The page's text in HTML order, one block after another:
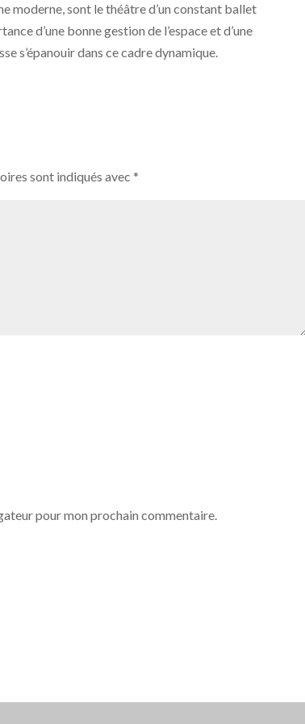
moderne, sont le théâtre d’un constant ballet
d’une bonne gestion de l’espace et d’une
s’épanouir dans ce cadre dynamique.
sont indiqués avec*
pour mon prochain commentaire.